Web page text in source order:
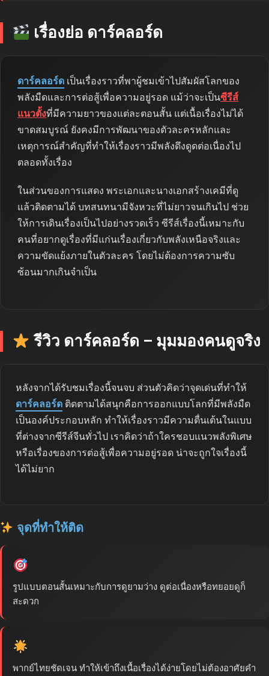
เรื่องย่อ ดาร์คลอร์ด
ดาร์คลอร์ด เป็นเรื่องราวที่พาผู้ชมเข้าไปสัมผัสโลกของ
พลังมืดและการต่อสู้เพื่อความอยู่รอด แม้ว่าจะเป็นซีรีส์
แนวตั้งที่มีความยาวของแต่ละตอนสั้น แต่เนื้อเรื่องไม่ได้
ขาดสมบูรณ์ ยังคงมีการพัฒนาของตัวละครหลักและ
เหตุการณ์สำคัญที่ทำให้เรื่องราวมีพลังดึงดูดต่อเนื่องไป
ตลอดทั้งเรื่อง
ในส่วนของการแสดง พระเอกและนางเอกสร้างเคมีที่ดู
แล้วติดตามได้ บทสนทนามีจังหวะที่ไม่ยาวจนเกินไป ช่วย
ให้การเดินเรื่องเป็นไปอย่างรวดเร็ว ซีรีส์เรื่องนี้เหมาะกับ
คนที่อยากดูเรื่องที่มีแก่นเรื่องเกี่ยวกับพลังเหนือจริงและ
ความขัดแย้งภายในตัวละคร โดยไม่ต้องการความซับ
ซ้อนมากเกินจำเป็น
รีวิว ดาร์คลอร์ด – มุมมองคนดูจริง
หลังจากได้รับชมเรื่องนี้จนจบ ส่วนตัวคิดว่าจุดเด่นที่ทำให้
ดาร์คลอร์ด ติดตามได้สนุกคือการออกแบบโลกที่มีพลังมืด
เป็นองค์ประกอบหลัก ทำให้เรื่องราวมีความตื่นเต้นในแบบ
ที่ต่างจากซีรีส์จีนทั่วไป เราคิดว่าถ้าใครชอบแนวพลังพิเศษ
หรือเรื่องของการต่อสู้เพื่อความอยู่รอด น่าจะถูกใจเรื่องนี้
ได้ไม่ยาก
จุดที่ทำให้ติด
รูปแบบตอนสั้นเหมาะกับการดูยามว่าง ดูต่อเนื่องหรือทยอยดูก็
สะดวก
พากย์ไทยชัดเจน ทำให้เข้าถึงเนื้อเรื่องได้ง่ายโดยไม่ต้องอาศัยคำ